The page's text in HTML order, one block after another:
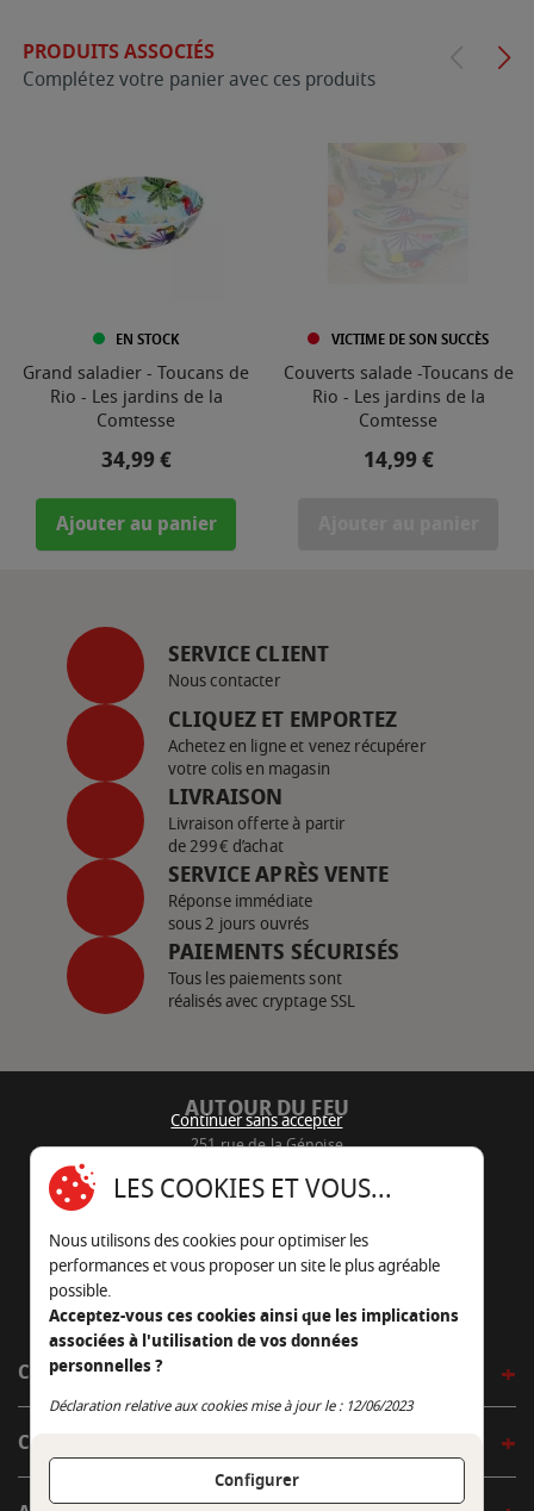
PRODUITS ASSOCIÉS
Complétez votre panier avec ces produits
EN STOCK
Grand saladier - Toucans de
Rio - Les jardins de la
Comtesse
Prix
34,99 €
Ajouter au panier
VICTIME DE SON SUCCÈS
Couverts salade -Toucans de
Rio - Les jardins de la
Comtesse
Prix
14,99 €
SERVICE CLIENT
Nous contacter
CLIQUEZ ET EMPORTEZ
Achetez en ligne et venez récupérer
votre colis en magasin
LIVRAISON
Livraison offerte à partir
de 299€ d’achat
SERVICE APRÈS VENTE
Réponse immédiate
sous 2 jours ouvrés
PAIEMENTS SÉCURISÉS
Tous les paiements sont
réalisés avec cryptage SSL
AUTOUR DU FEU
251 rue de la Génoise
05 45 22 98 09
Nous envoyer un e-mail
CÔTÉ OUTDOOR
CÔTÉ INDOOR
Continuer sans accepter
LES COOKIES ET VOUS...
Nous utilisons des cookies pour optimiser les
performances et vous proposer un site le plus agréable
possible.
Acceptez-vous ces cookies ainsi que les implications
associées à l'utilisation de vos données
personnelles ?
Déclaration relative aux cookies mise à jour le : 12/06/2023
Configurer
Continuer sans accepter